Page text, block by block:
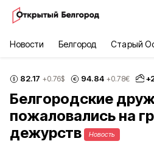
Новости Белгород Старый
82.17 +0.76$ 94.84 +0.78€ +
Белгородские
пожаловались на
дежурств
Новость